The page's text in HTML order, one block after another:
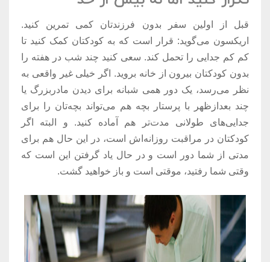
قبل از اولین سفر بدون فرزندتان کمی تمرین کنید.
اریکسون می‌گوید: قرار است که به کودکتان کمک کنید تا
کم کم جدایی را تحمل کند. سعی کنید چند شب در هفته را
بدون کودکتان بیرون از خانه بروید. اگر خیلی غیر واقعی به
نظر می‌رسد، یک دور همی شبانه برای دیدن مادربزرگ یا
چند بعدازظهر با پرستار بچه هم می‌تواند بچه‌تان را برای
جدایی‌های طولانی مدت‌تر هم آماده کنید. و البته اگر
کودکتان در مراقبت روزانه‌اش است، در این حال هم برای
مدتی از شما دور است و در حال یاد گرفتن این است که
وقتی شما رفتید، موقتی است و باز خواهید گشت.